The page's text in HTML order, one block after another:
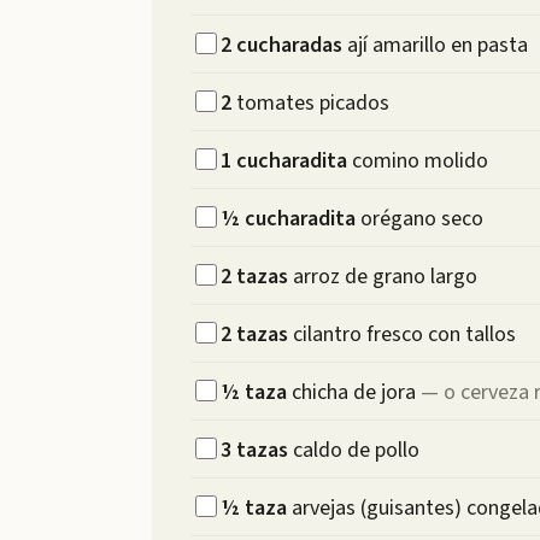
2 cucharadas ají amarillo en pasta
2 tomates picados
1 cucharadita comino molido
½ cucharadita orégano seco
2 tazas arroz de grano largo
2 tazas cilantro fresco con tallos
½ taza chicha de jora — o cerveza
3 tazas caldo de pollo
½ taza arvejas (guisantes)